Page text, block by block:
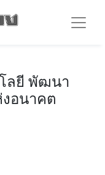
ลยี พัฒนา
อนาคต